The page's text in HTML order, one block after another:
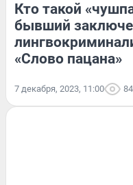
Кто такой
бывший
«Слово пацана»
7 декабря, 2023, 11:00